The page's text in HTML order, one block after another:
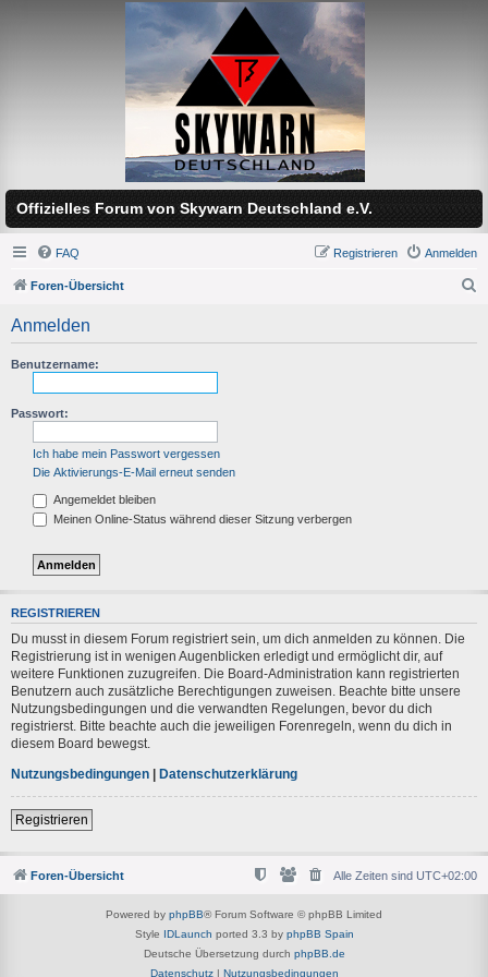
Offizielles Forum von Skywarn Deutschland e.V.
FAQ Anmelden
Registrieren
Foren-Übersicht
Anmelden
Benutzername:
Passwort:
Ich habe mein Passwort vergessen
Die Aktivierungs-E-Mail erneut senden
Angemeldet bleiben
Meinen Online-Status während dieser Sitzung verbergen
REGISTRIEREN
Du musst in diesem Forum registriert sein, um dich anmelden zu können. Die
Registrierung ist in wenigen Augenblicken erledigt und ermöglicht dir, auf
weitere Funktionen zuzugreifen. Die Board-Administration kann registrierten
Benutzern auch zusätzliche Berechtigungen zuweisen. Beachte bitte unsere
Nutzungsbedingungen und die verwandten Regelungen, bevor du dich
registrierst. Bitte beachte auch die jeweiligen Forenregeln, wenn du dich in
diesem Board bewegst.
Nutzungsbedingungen | Datenschutzerklärung
Registrieren
Foren-Übersicht Alle Zeiten sind UTC+02:00
Powered by phpBB® Forum Software © phpBB Limited
Style IDLaunch ported 3.3 by phpBB Spain
Deutsche Übersetzung durch phpBB.de
Datenschutz| Nutzungsbedingungen